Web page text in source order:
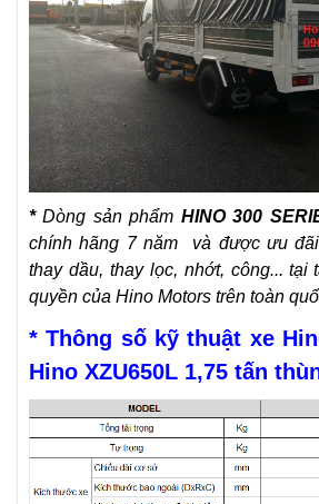
*Dòng sản phẩm HINO 300
chính hãng 7 năm và được ưu
thay dầu, thay lọc, nhớt, công... tại
quyền của Hino Motors trên toàn
* Thông số kỹ thuật xe
Hino XZU650L 1,75 tấn